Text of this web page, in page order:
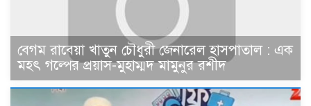
বেগম রাবেয়া খাতুন চৌধুরী জেনারেল হাসপাতাল : এক
মহৎ গল্পের প্রয়াস-মুহাম্মদ মামুনুর রশীদ